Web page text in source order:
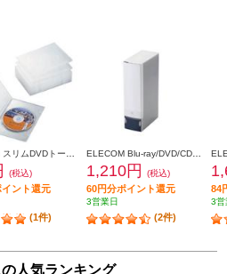
(税込)
ント還元
(1件)
1,210円 (税込)
60円分ポイント還元
3営業日
(2件)
84
3営
人気ランキング